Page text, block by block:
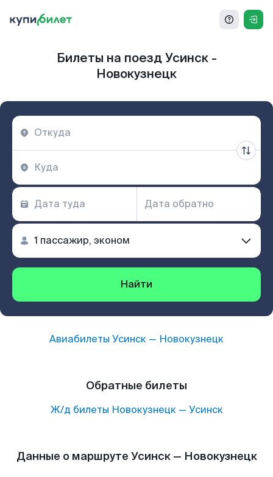
Билеты на поезд Усинск -
Новокузнецк
Найти
Авиабилеты Усинск — Новокузнецк
Обратные билеты
Ж/д билеты Новокузнецк— Усинск
Данные о маршруте Усинск — Новокузнецк